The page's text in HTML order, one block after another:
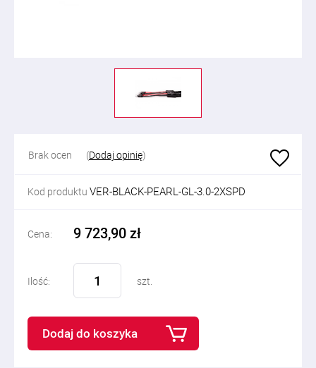
Brak ocen (Dodaj opinię)
Kod produktu VER-BLACK-PEARL-GL-3.0-2XSPD
Cena: 9 723,90 zł
Ilość: szt.
Dodaj do koszyka